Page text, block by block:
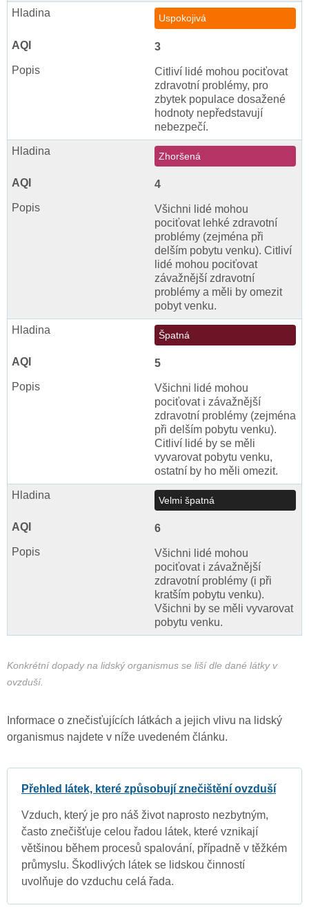
Uspokojivá
3
Citliví lidé mohou pociťovat
zdravotní problémy, pro
zbytek populace dosažené
hodnoty nepředstavují
nebezpečí.
Zhoršená
4
Všichni lidé mohou
pociťovat lehké zdravotní
problémy (zejména při
delším pobytu venku). Citliví
lidé mohou pociťovat
závažnější zdravotní
problémy a měli by omezit
pobyt venku.
Špatná
5
Všichni lidé mohou
pociťovat i závažnější
zdravotní problémy (zejména
při delším pobytu venku).
Citliví lidé by se měli
vyvarovat pobytu venku,
ostatní by ho měli omezit.
Velmi špatná
6
Všichni lidé mohou
pociťovat i závažnější
zdravotní problémy (i při
kratším pobytu venku).
Všichni by se měli vyvarovat
pobytu venku.
Konkrétní dopady na lidský organismus se liší dle dané látky v
ovzduší.
Informace o znečisťujících látkách a jejich vlivu na lidský
organismus najdete v níže uvedeném článku.
Přehled látek, které způsobují znečištění ovzduší
Vzduch, který je pro náš život naprosto nezbytným,
často znečišťuje celou řadou látek, které vznikají
většinou během procesů spalování, případně v těžkém
průmyslu. Škodlivých látek se lidskou činností
uvolňuje do vzduchu celá řada.